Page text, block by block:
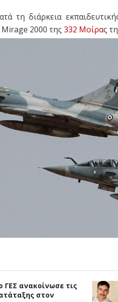
τη διάρκεια
2000 της 332 Μοίρας
ΓΕΣ ανακοίνωσε τις
στον